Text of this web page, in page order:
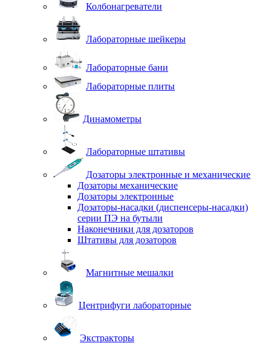
Колбонагреватели
Лабораторные шейкеры
Лабораторные бани
Лабораторные плиты
Динамометры
Лабораторные штативы
Дозаторы электронные и механические
Дозаторы механические
Дозаторы электронные
Дозаторы-насадки (диспенсеры-насадки)
серии ПЭ на бутыли
Наконечники для дозаторов
Штативы для дозаторов
Магнитные мешалки
Центрифуги лабораторные
Экстракторы